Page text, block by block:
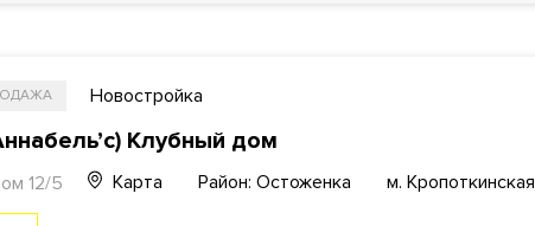
Новостройка
Клубный дом
12/5 Карта Район: Остоженка м. Кропоткинская